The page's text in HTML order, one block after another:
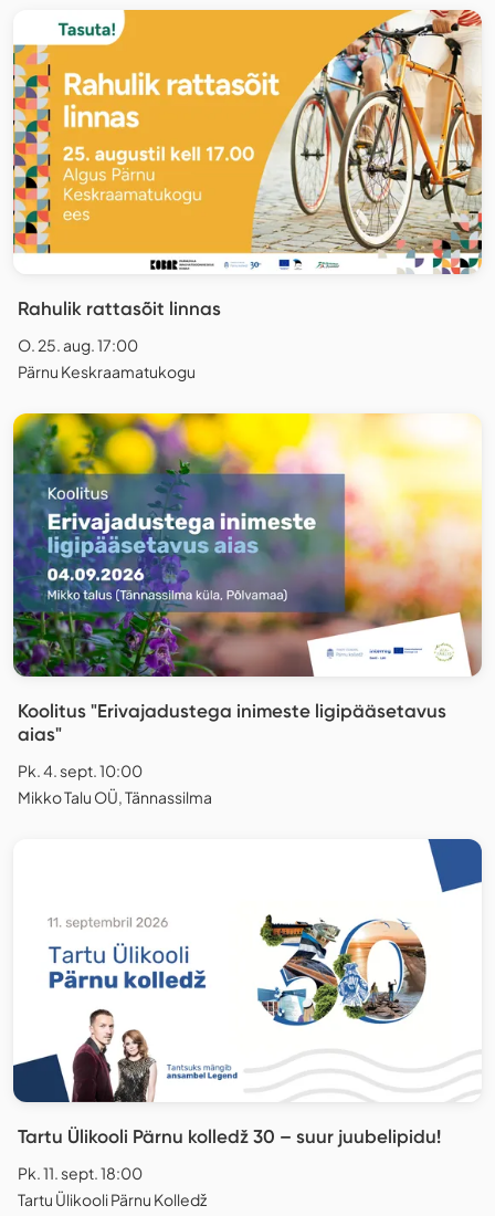
Rahulik rattasõit linnas
O. 25. aug. 17:00
Pärnu Keskraamatukogu
Koolitus "Erivajadustega inimeste ligipääsetavus
aias"
Pk. 4. sept. 10:00
Mikko Talu OÜ, Tännassilma
Tartu Ülikooli Pärnu kolledž 30 – suur juubelipidu!
Pk. 11. sept. 18:00
Tartu Ülikooli Pärnu Kolledž